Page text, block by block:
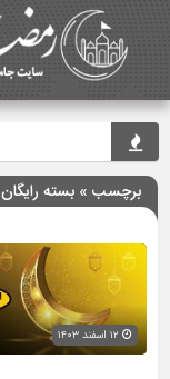
برچسب » بسته رایگان